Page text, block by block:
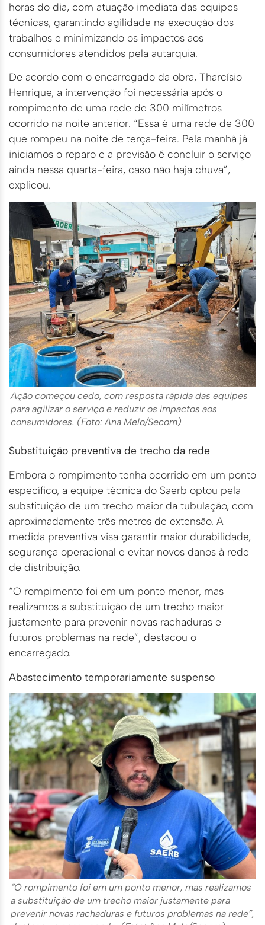
horas do dia, com atuação imediata das equipes
técnicas, garantindo agilidade na execução dos
trabalhos e minimizando os impactos aos
consumidores atendidos pela autarquia.
De acordo com o encarregado da obra, Tharcísio
Henrique, a intervenção foi necessária após o
rompimento de uma rede de 300 milímetros
ocorrido na noite anterior. “Essa é uma rede de 300
que rompeu na noite de terça-feira. Pela manhã já
iniciamos o reparo e a previsão é concluir o serviço
ainda nessa quarta-feira, caso não haja chuva”,
explicou.
Ação começou cedo, com resposta rápida das equipes
para agilizar o serviço e reduzir os impactos aos
consumidores. (Foto: Ana Melo/Secom)
Substituição preventiva de trecho da rede
Embora o rompimento tenha ocorrido em um ponto
específico, a equipe técnica do Saerb optou pela
substituição de um trecho maior da tubulação, com
aproximadamente três metros de extensão. A
medida preventiva visa garantir maior durabilidade,
segurança operacional e evitar novos danos à rede
de distribuição.
“O rompimento foi em um ponto menor, mas
realizamos a substituição de um trecho maior
justamente para prevenir novas rachaduras e
futuros problemas na rede”, destacou o
encarregado.
Abastecimento temporariamente suspenso
“O rompimento foi em um ponto menor, mas realizamos
a substituição de um trecho maior justamente para
prevenir novas rachaduras e futuros problemas na rede”,